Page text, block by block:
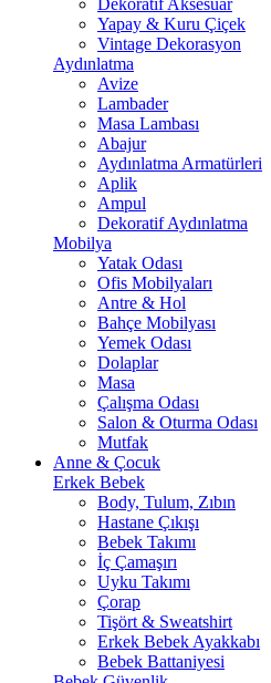
Dekoratif Aksesuar
Yapay & Kuru Çiçek
Vintage Dekorasyon
Aydınlatma
Avize
Lambader
Masa Lambası
Abajur
Aydınlatma Armatürleri
Aplik
Ampul
Dekoratif Aydınlatma
Mobilya
Yatak Odası
Ofis Mobilyaları
Antre & Hol
Bahçe Mobilyası
Yemek Odası
Dolaplar
Masa
Çalışma Odası
Salon & Oturma Odası
Mutfak
Anne & Çocuk
Erkek Bebek
Body, Tulum, Zıbın
Hastane Çıkışı
Bebek Takımı
İç Çamaşırı
Uyku Takımı
Çorap
Tişört & Sweatshirt
Erkek Bebek Ayakkabı
Bebek Battaniyesi